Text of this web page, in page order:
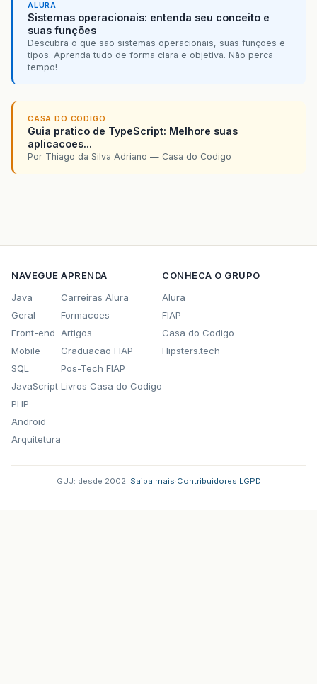
ALURA
Sistemas operacionais: entenda seu conceito e
suas funções
Descubra o que são sistemas operacionais, suas funções e
tipos. Aprenda tudo de forma clara e objetiva. Não perca
tempo!
CASA DO CODIGO
Guia pratico de TypeScript: Melhore suas
aplicacoes...
Por Thiago da Silva Adriano — Casa do Codigo
NAVEGUE
Java
Geral
Front-end
Mobile
SQL
JavaScript
PHP
Android
Arquitetura
APRENDA
Carreiras Alura
Formacoes
Artigos
Graduacao FIAP
Pos-Tech FIAP
Livros Casa do Codigo
CONHECA O GRUPO
Alura
FIAP
Casa do Codigo
Hipsters.tech
GUJ: desde 2002. Saiba mais Contribuidores LGPD